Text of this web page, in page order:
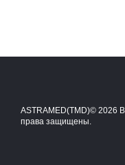
ASTRAMED(TMD)© 2026
права защищены.